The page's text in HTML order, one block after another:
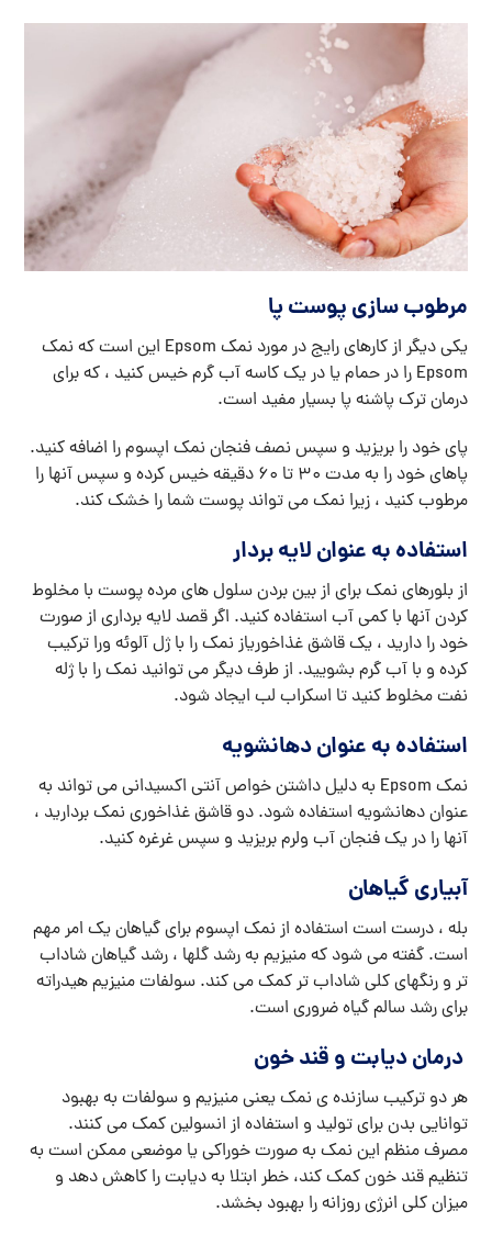
مرطوب سازی پوست پا
یکی دیگر از کارهای رایج در مورد نمک Epsom این است که نمک
Epsom را در حمام یا در یک کاسه آب گرم خیس کنید ، که برای
درمان ترک پاشنه پا بسیار مفید است.
پای خود را بریزید و سپس نصف فنجان نمک اپسوم را اضافه کنید.
پاهای خود را به مدت 30 تا 60 دقیقه خیس کرده و سپس آنها را
مرطوب کنید ، زیرا نمک می تواند پوست شما را خشک کند.
استفاده به عنوان لایه بردار
از بلورهای نمک برای از بین بردن سلول های مرده پوست با مخلوط
کردن آنها با کمی آب استفاده کنید. اگر قصد لایه برداری از صورت
خود را دارید ، یک قاشق غذاخوریاز نمک را با ژل آلوئه ورا ترکیب
کرده و با آب گرم بشویید. از طرف دیگر می توانید نمک را با ژله
نفت مخلوط کنید تا اسکراب لب ایجاد شود.
استفاده به عنوان دهانشویه
نمک Epsom به دلیل داشتن خواص آنتی اکسیدانی می تواند به
عنوان دهانشویه استفاده شود. دو قاشق غذاخوری نمک بردارید ،
آنها را در یک فنجان آب ولرم بریزید و سپس غرغره کنید.
آبیاری گیاهان
بله ، درست است استفاده از نمک اپسوم برای گیاهان یک امر مهم
است. گفته می شود که منیزیم به رشد گلها ، رشد گیاهان شاداب
تر و رنگهای کلی شاداب تر کمک می کند. سولفات منیزیم هیدراته
برای رشد سالم گیاه ضروری است.
درمان دیابت و قند خون
هر دو ترکیب سازنده ی نمک یعنی منیزیم و سولفات به بهبود
توانایی بدن برای تولید و استفاده از انسولین کمک می کنند.
مصرف منظم این نمک به صورت خوراکی یا موضعی ممکن است به
تنظیم قند خون کمک کند، خطر ابتلا به دیابت را کاهش دهد و
میزان کلی انرژی روزانه را بهبود بخشد.